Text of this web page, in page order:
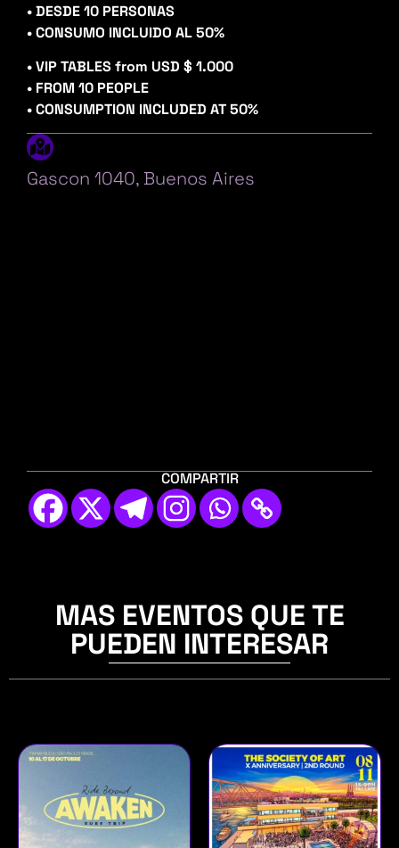
• DESDE 10 PERSONAS
• CONSUMO INCLUIDO AL 50%
• VIP TABLES from USD $ 1.000
• FROM 10 PEOPLE
• CONSUMPTION INCLUDED AT 50%
Gascon 1040, Buenos Aires
COMPARTIR
MAS EVENTOS QUE TE
PUEDEN INTERESAR